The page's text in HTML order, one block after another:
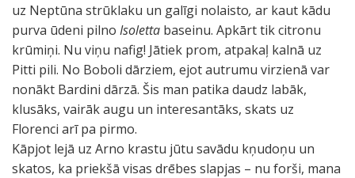
uz Neptūna strūklaku un galīgi nolaisto, ar kaut kādu
purva ūdeni pilno Isoletta baseinu. Apkārt tik citronu
krūmiņi. Nu viņu nafig! Jātiek prom, atpakaļ kalnā uz
Pitti pili. No Boboli dārziem, ejot autrumu virzienā var
nonākt Bardini dārzā. Šis man patika daudz labāk,
klusāks, vairāk augu un interesantāks, skats uz
Florenci arī pa pirmo.
Kāpjot lejā uz Arno krastu jūtu savādu kņudoņu un
skatos, ka priekšā visas drēbes slapjas – nu forši, mana